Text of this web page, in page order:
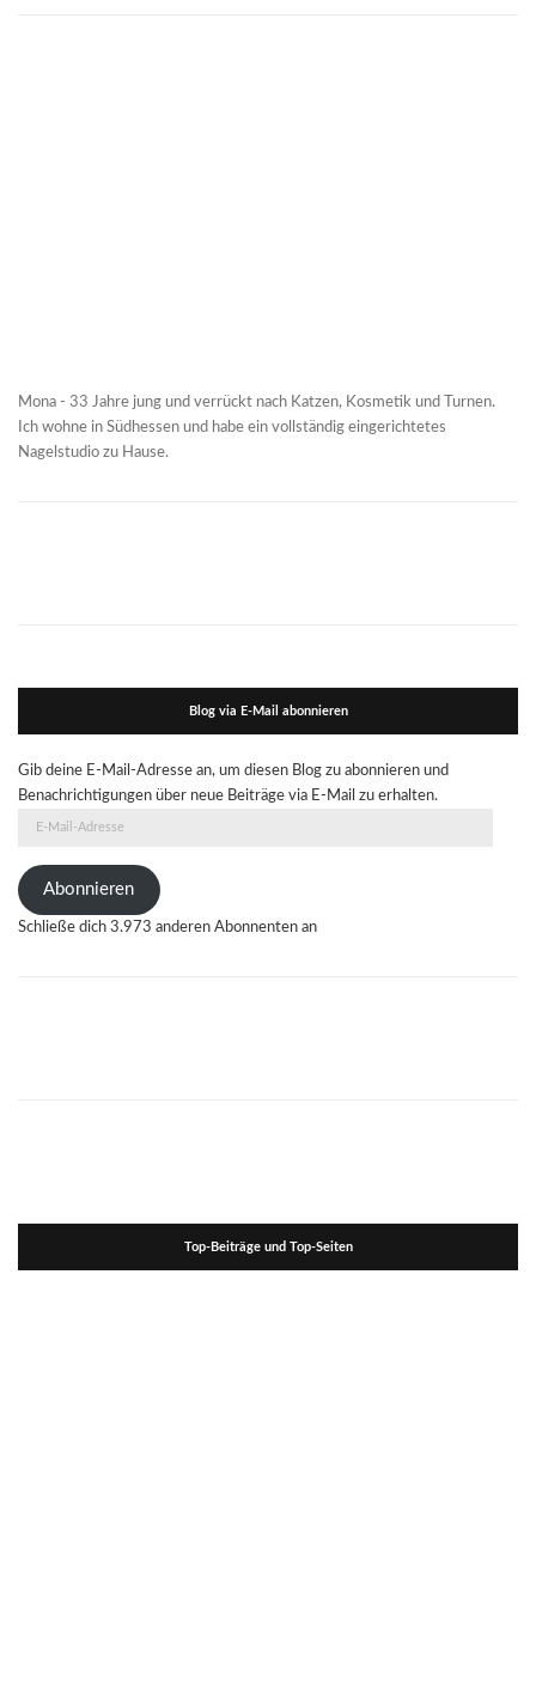
Mona - 33 Jahre jung und verrückt nach Katzen, Kosmetik und Turnen.
Ich wohne in Südhessen und habe ein vollständig eingerichtetes
Nagelstudio zu Hause.
Blog via E-Mail abonnieren
Gib deine E-Mail-Adresse an, um diesen Blog zu abonnieren und
Benachrichtigungen über neue Beiträge via E-Mail zu erhalten.
Adresse
Abonnieren
Schließe dich 3.973 anderen Abonnenten an
Top-Beiträge und Top-Seiten